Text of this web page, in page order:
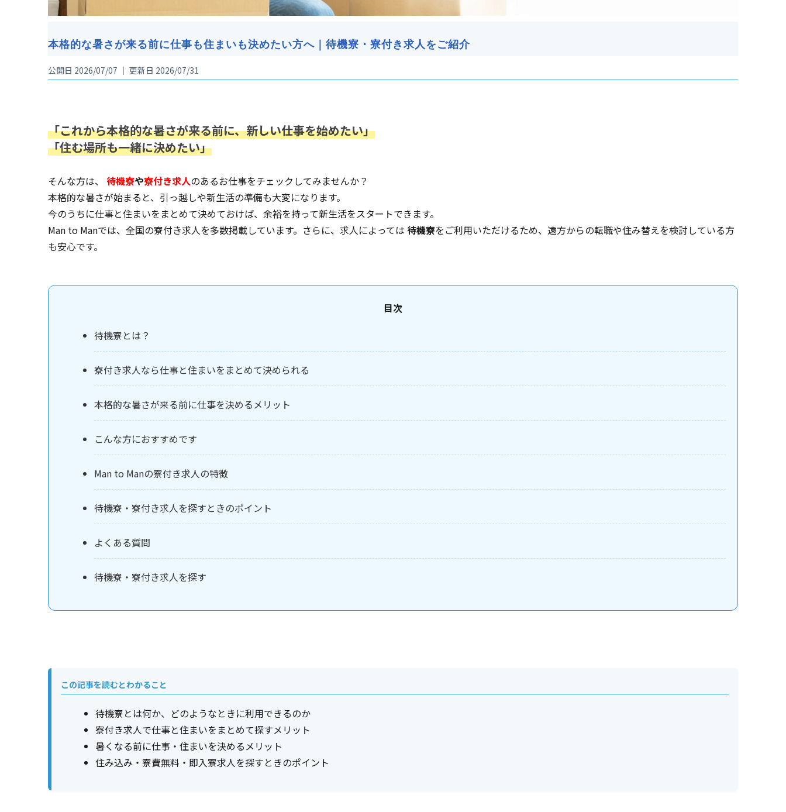
本格的な暑さが来る前に仕事も住まいも決めたい方へ｜待機寮・寮付き求人をご紹介
公開日 2026/07/07 ｜ 更新日 2026/07/31
「これから本格的な暑さが来る前に、新しい仕事を始めたい」
「住む場所も一緒に決めたい」
そんな方は、 待機寮や寮付き求人のあるお仕事をチェックしてみませんか？
本格的な暑さが始まると、引っ越しや新生活の準備も大変になります。
今のうちに仕事と住まいをまとめて決めておけば、余裕を持って新生活をスタートできます。
Man to Manでは、全国の寮付き求人を多数掲載しています。さらに、求人によっては 待機寮をご利用いただけるため、遠方からの転職や住み替えを検討している方
も安心です。
目次
待機寮とは？
寮付き求人なら仕事と住まいをまとめて決められる
本格的な暑さが来る前に仕事を決めるメリット
こんな方におすすめです
Man to Manの寮付き求人の特徴
待機寮・寮付き求人を探すときのポイント
よくある質問
待機寮・寮付き求人を探す
この記事を読むとわかること
待機寮とは何か、どのようなときに利用できるのか
寮付き求人で仕事と住まいをまとめて探すメリット
暑くなる前に仕事・住まいを決めるメリット
住み込み・寮費無料・即入寮求人を探すときのポイント